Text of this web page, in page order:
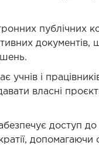
публічних
документів,
учнів і
власні
доступ до
допомагаючи